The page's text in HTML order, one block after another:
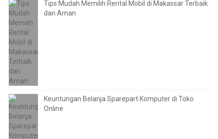
Tips Mudah Memilih Rental Mobil di Makassar Terbaik
dan Aman
Keuntungan Belanja Sparepart Komputer di Toko
Online